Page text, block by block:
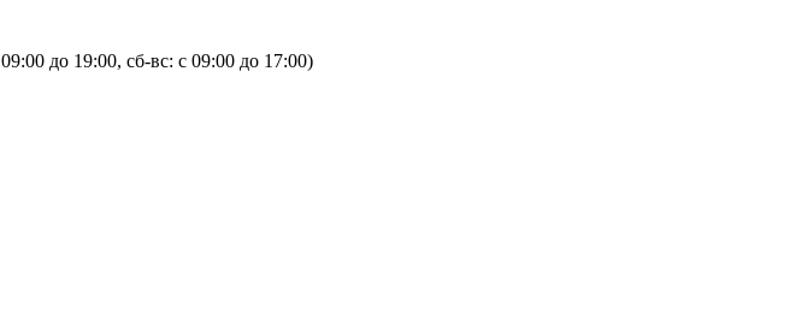
09:00 до 19:00, сб-вс: с 09:00 до 17:00)